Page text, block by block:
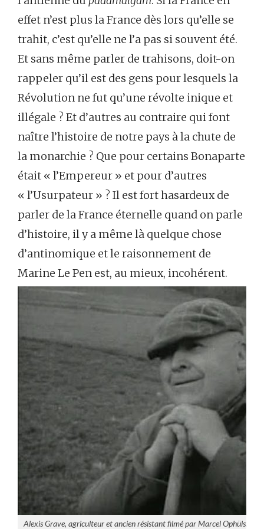
effet n’est plus la France dès lors qu’elle se
trahit, c’est qu’elle ne l’a pas si souvent été.
Et sans même parler de trahisons, doit-on
rappeler qu’il est des gens pour lesquels la
Révolution ne fut qu’une révolte inique et
illégale ? Et d’autres au contraire qui font
naître l’histoire de notre pays à la chute de
la monarchie ? Que pour certains Bonaparte
était « l’Empereur » et pour d’autres
« l’Usurpateur » ? Il est fort hasardeux de
parler de la France éternelle quand on parle
d’histoire, il y a même là quelque chose
d’antinomique et le raisonnement de
Marine Le Pen est, au mieux, incohérent.
Alexis Grave, agriculteur et ancien résistant filmé par Marcel Ophüls.